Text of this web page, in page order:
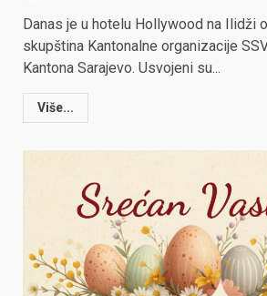
Danas je u hotelu Hollywood na Ilidži
skupština Kantonalne organizacije
Kantona Sarajevo. Usvojeni su...
Više...